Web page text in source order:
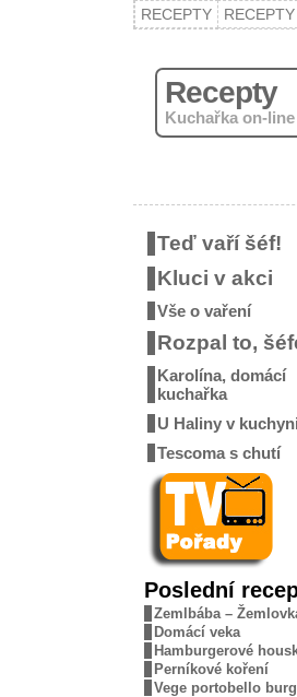
RECEPTY
Recepty
Kuchařka on-line
Teď vaří šéf!
Kluci v akci
Vše o vaření
Rozpal to,
Karolína, domácí
kuchařka
U Haliny v kuchyni
Tescoma s chutí
Poslední
Zemlbába –
Domácí veka
Hamburgerové
Perníkové koření
Vege portobello